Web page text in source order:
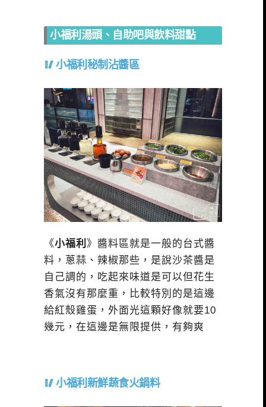
小福利湯頭、自助吧與飲料甜點
小福利秘制沾醬區
《小福利 》醬料區就是一般的台式醬
料，蔥蒜、辣椒那些，是說沙茶醬是
自己調的，吃起來味道是可以但花生
香氣沒有那麼重，比較特別的是這邊
給紅殼雞蛋，外面光這顆好像就要10
幾元，在這邊是無限提供，有夠爽
小福利新鮮蔬食火鍋料